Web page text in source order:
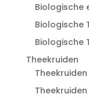
Biologische
Biologische
Biologische
Theekruiden
Theekruiden